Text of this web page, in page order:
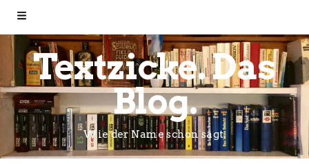
Textzicke. Das
Blog.
Wie der Name schon sagt.